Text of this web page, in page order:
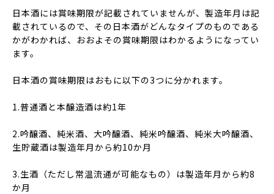
日本酒には賞味期限が記載されていませんが、製造年月は記
載されているので、その日本酒がどんなタイプのものである
かがわかれば、おおよその賞味期限はわかるようになってい
ます。
日本酒の賞味期限はおもに以下の3つに分かれます。
1.普通酒と本醸造酒は約1年
2.吟醸酒、純米酒、大吟醸酒、純米吟醸酒、純米大吟醸酒、
生貯蔵酒は製造年月から約10か月
3.生酒（ただし常温流通が可能なもの）は製造年月から約8
か月